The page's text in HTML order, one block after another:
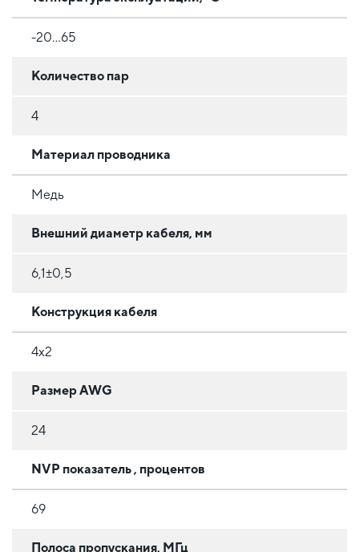
-20...65
Количество пар
4
Материал проводника
Медь
Внешний диаметр кабеля, мм
6,1±0,5
Конструкция кабеля
4x2
Размер AWG
24
NVP показатель , процентов
69
Полоса пропускания, МГц